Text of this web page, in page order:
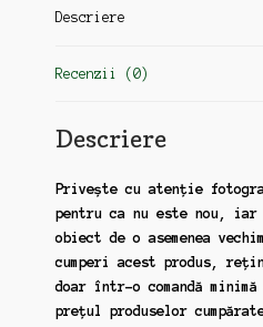
(zz171)
Descriere
Recenzii (0)
Descriere
Privește cu atenție
pentru ca nu este nou, iar
obiect de o asemenea
cumperi acest produs,
doar într-o comandă
prețul produselor